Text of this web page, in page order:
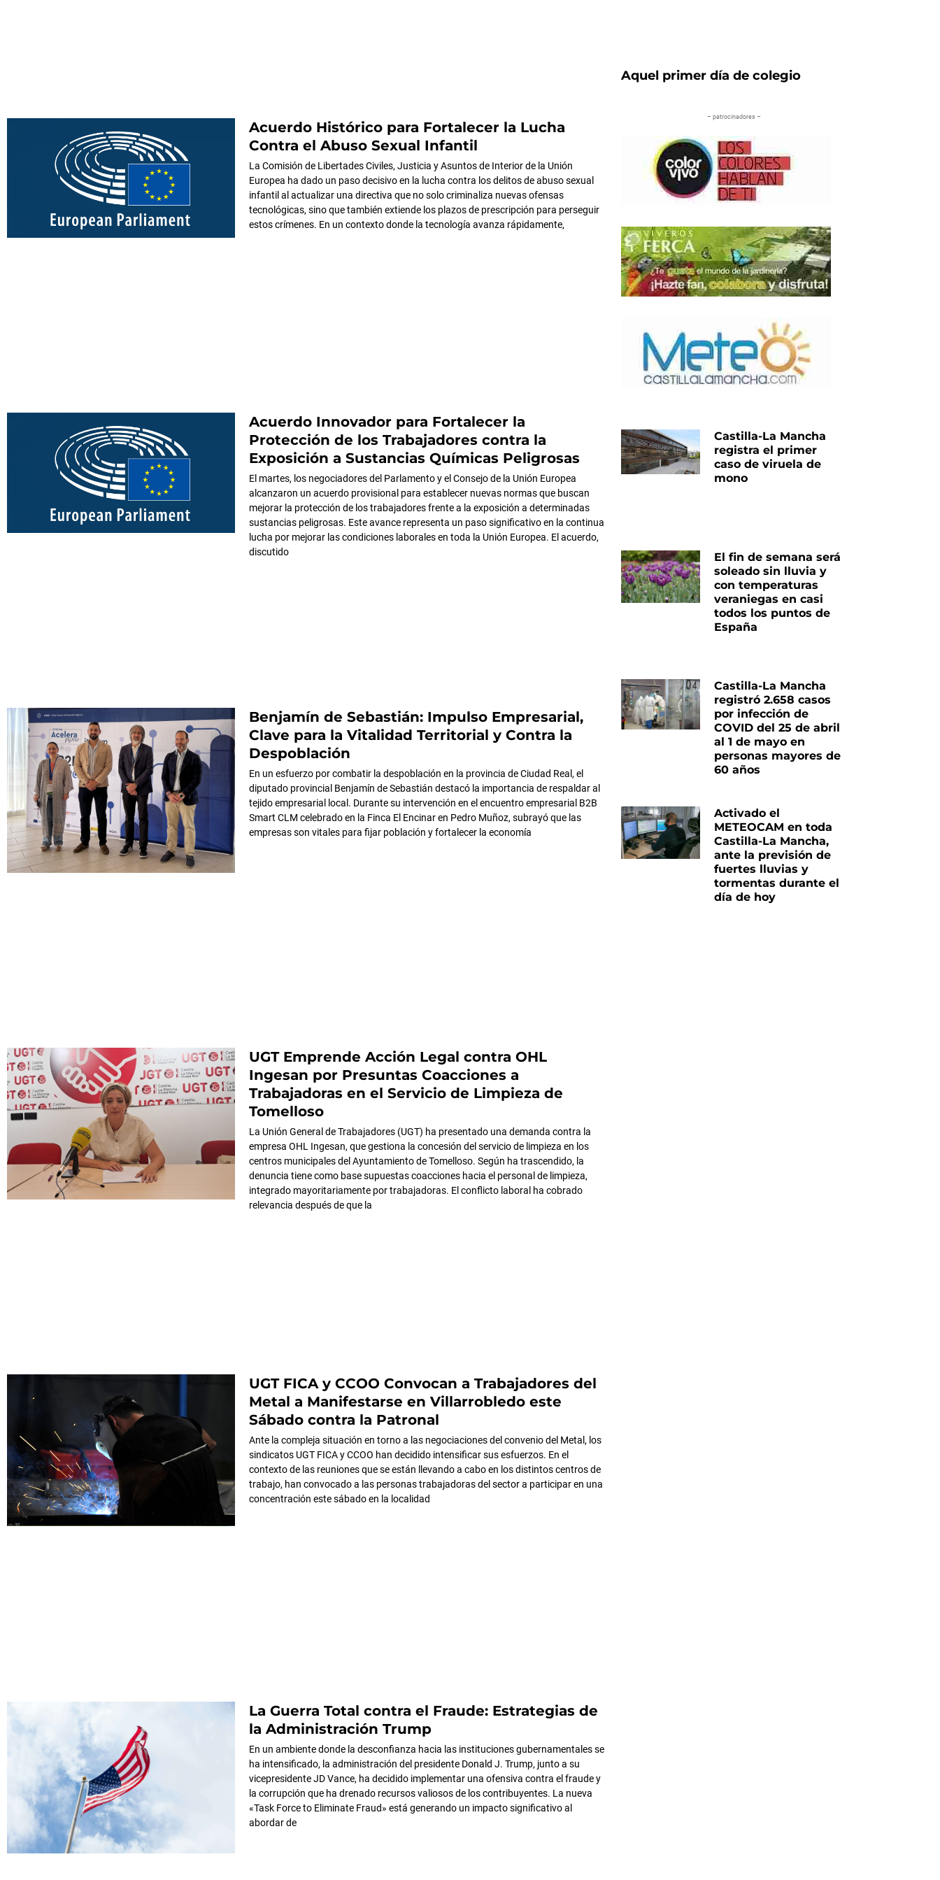
Acuerdo Histórico para Fortalecer la Lucha
Contra el Abuso Sexual Infantil
La Comisión de Libertades Civiles, Justicia y Asuntos de Interior de la Unión
Europea ha dado un paso decisivo en la lucha contra los delitos de abuso sexual
infantil al actualizar una directiva que no solo criminaliza nuevas ofensas
tecnológicas, sino que también extiende los plazos de prescripción para perseguir
estos crímenes. En un contexto donde la tecnología avanza rápidamente,
Acuerdo Innovador para Fortalecer la
Protección de los Trabajadores contra la
Exposición a Sustancias Químicas Peligrosas
El martes, los negociadores del Parlamento y el Consejo de la Unión Europea
alcanzaron un acuerdo provisional para establecer nuevas normas que buscan
mejorar la protección de los trabajadores frente a la exposición a determinadas
sustancias peligrosas. Este avance representa un paso significativo en la continua
lucha por mejorar las condiciones laborales en toda la Unión Europea. El acuerdo,
discutido
Benjamín de Sebastián: Impulso Empresarial,
Clave para la Vitalidad Territorial y Contra la
Despoblación
En un esfuerzo por combatir la despoblación en la provincia de Ciudad Real, el
diputado provincial Benjamín de Sebastián destacó la importancia de respaldar al
tejido empresarial local. Durante su intervención en el encuentro empresarial B2B
Smart CLM celebrado en la Finca El Encinar en Pedro Muñoz, subrayó que las
empresas son vitales para fijar población y fortalecer la economía
UGT Emprende Acción Legal contra OHL
Ingesan por Presuntas Coacciones a
Trabajadoras en el Servicio de Limpieza de
Tomelloso
La Unión General de Trabajadores (UGT) ha presentado una demanda contra la
empresa OHL Ingesan, que gestiona la concesión del servicio de limpieza en los
centros municipales del Ayuntamiento de Tomelloso. Según ha trascendido, la
denuncia tiene como base supuestas coacciones hacia el personal de limpieza,
integrado mayoritariamente por trabajadoras. El conflicto laboral ha cobrado
relevancia después de que la
UGT FICA y CCOO Convocan a Trabajadores del
Metal a Manifestarse en Villarrobledo este
Sábado contra la Patronal
Ante la compleja situación en torno a las negociaciones del convenio del Metal, los
sindicatos UGT FICA y CCOO han decidido intensificar sus esfuerzos. En el
contexto de las reuniones que se están llevando a cabo en los distintos centros de
trabajo, han convocado a las personas trabajadoras del sector a participar en una
concentración este sábado en la localidad
La Guerra Total contra el Fraude: Estrategias de
la Administración Trump
En un ambiente donde la desconfianza hacia las instituciones gubernamentales se
ha intensificado, la administración del presidente Donald J. Trump, junto a su
vicepresidente JD Vance, ha decidido implementar una ofensiva contra el fraude y
la corrupción que ha drenado recursos valiosos de los contribuyentes. La nueva
«Task Force to Eliminate Fraud» está generando un impacto significativo al
abordar de
Aquel primer día de colegio
– patrocinadores –
Castilla-La Mancha
registra el primer
caso de viruela de
mono
El fin de semana será
soleado sin lluvia y
con temperaturas
veraniegas en casi
todos los puntos de
España
Castilla-La Mancha
registró 2.658 casos
por infección de
COVID del 25 de abril
al 1 de mayo en
personas mayores de
60 años
Activado el
METEOCAM en toda
Castilla-La Mancha,
ante la previsión de
fuertes lluvias y
tormentas durante el
día de hoy